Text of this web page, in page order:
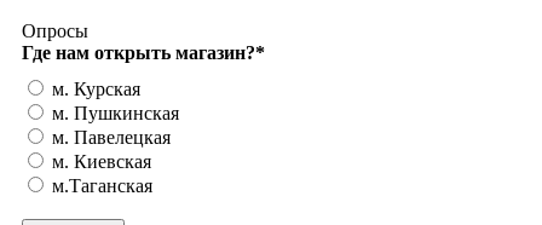
Опросы
Где нам открыть магазин?*
м. Курская
м. Пушкинская
м. Павелецкая
м. Киевская
м.Таганская